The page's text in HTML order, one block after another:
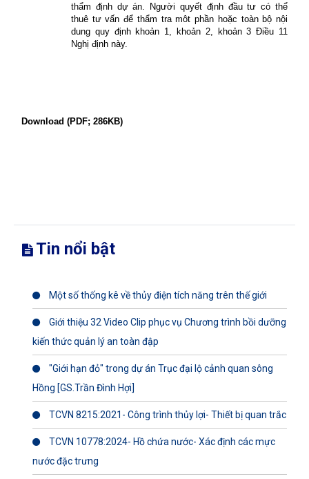
thẩm định dự án. Người quyết định đầu tư có thể
thuê tư vấn để thẩm tra môt phần hoặc toàn bộ nội
dung quy định khoản 1, khoản 2, khoản 3 Điều 11
Nghị định này.
Download (PDF; 286KB)
Tin nổi bật
Một số thống kê về thủy điện tích năng trên thế giới
Giới thiệu 32 Video Clip phục vụ Chương trình bồi dưỡng
kiến thức quản lý an toàn đập
"Giới hạn đỏ" trong dự án Trục đại lộ cảnh quan sông
Hồng [GS.Trần Đình Hợi]
TCVN 8215:2021- Công trình thủy lợi- Thiết bị quan trắc
TCVN 10778:2024- Hồ chứa nước- Xác định các mực
nước đặc trưng